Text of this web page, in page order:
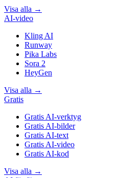
Visa alla →
AI-video
Kling AI
Runway
Pika Labs
Sora 2
HeyGen
Visa alla →
Gratis
Gratis AI-verktyg
Gratis AI-bilder
Gratis AI-text
Gratis AI-video
Gratis AI-kod
Visa alla →